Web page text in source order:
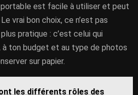
portable est facile à utiliser et peut
vrai bon choix, ce n’est pas
pratique : c’est celui qui
à ton budget et au type de photos
sur papier.
les différents rôles des